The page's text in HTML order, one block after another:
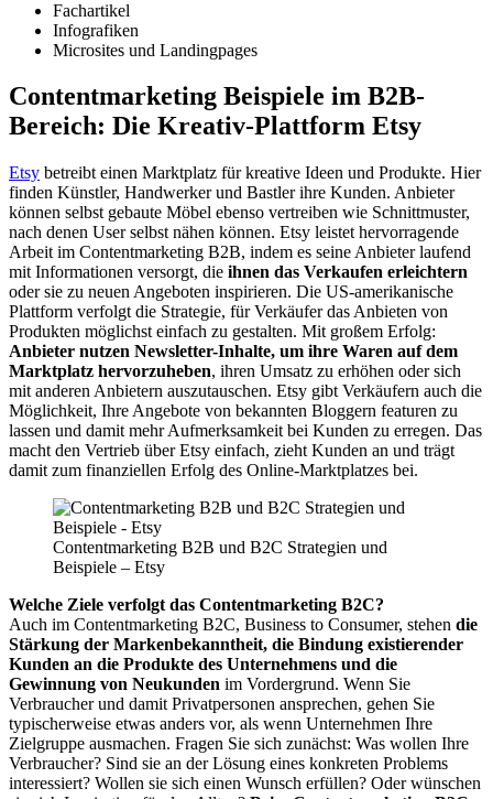
Fachartikel
Infografiken
Microsites und Landingpages
Contentmarketing Beispiele im B2B-
Bereich: Die Kreativ-Plattform Etsy
Etsy betreibt einen Marktplatz für kreative Ideen und Produkte. Hier
finden Künstler, Handwerker und Bastler ihre Kunden. Anbieter
können selbst gebaute Möbel ebenso vertreiben wie Schnittmuster,
nach denen User selbst nähen können. Etsy leistet hervorragende
Arbeit im Contentmarketing B2B, indem es seine Anbieter laufend
mit Informationen versorgt, die ihnen das Verkaufen erleichtern
oder sie zu neuen Angeboten inspirieren. Die US-amerikanische
Plattform verfolgt die Strategie, für Verkäufer das Anbieten von
Produkten möglichst einfach zu gestalten. Mit großem Erfolg:
Anbieter nutzen Newsletter-Inhalte, um ihre Waren auf dem
Marktplatz hervorzuheben, ihren Umsatz zu erhöhen oder sich
mit anderen Anbietern auszutauschen. Etsy gibt Verkäufern auch die
Möglichkeit, Ihre Angebote von bekannten Bloggern featuren zu
lassen und damit mehr Aufmerksamkeit bei Kunden zu erregen. Das
macht den Vertrieb über Etsy einfach, zieht Kunden an und trägt
damit zum finanziellen Erfolg des Online-Marktplatzes bei.
Contentmarketing B2B und B2C Strategien und
Beispiele – Etsy
Welche Ziele verfolgt das Contentmarketing B2C?
Auch im Contentmarketing B2C, Business to Consumer, stehen die
Stärkung der Markenbekanntheit, die Bindung existierender
Kunden an die Produkte des Unternehmens und die
Gewinnung von Neukunden im Vordergrund. Wenn Sie
Verbraucher und damit Privatpersonen ansprechen, gehen Sie
typischerweise etwas anders vor, als wenn Unternehmen Ihre
Zielgruppe ausmachen. Fragen Sie sich zunächst: Was wollen Ihre
Verbraucher? Sind sie an der Lösung eines konkreten Problems
interessiert? Wollen sie sich einen Wunsch erfüllen? Oder wünschen